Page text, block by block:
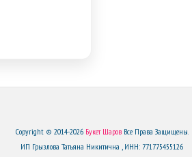
Copyright © 2014-2026 Букет ШаровВсе Права Защищены.
ИП Грызлова Татьяна Никитична , ИНН: 771775455126